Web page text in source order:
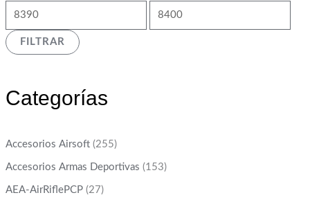
FILTRAR
Categorías
Accesorios Airsoft (255)
Accesorios Armas Deportivas (153)
AEA-AirRiflePCP (27)